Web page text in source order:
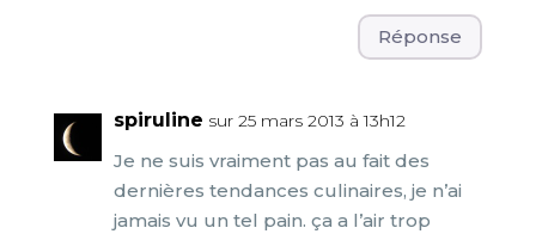
Réponse
spiruline sur 25 mars 2013 à 13h12
Je ne suis vraiment pas au fait des
dernières tendances culinaires, je n’ai
jamais vu un tel pain. ça a l’air trop